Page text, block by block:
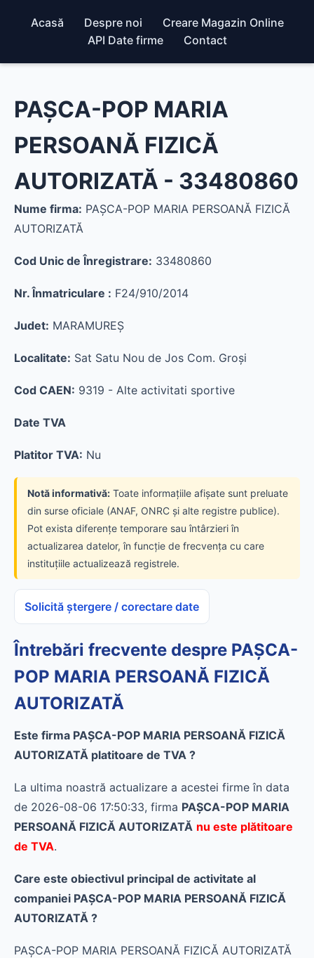
Acasă Despre noi
Creare Magazin Online
API Date firme
Contact
PAŞCA-POP MARIA
PERSOANĂ FIZICĂ
AUTORIZATĂ - 33480860
Nume firma: PAŞCA-POP MARIA PERSOANĂ FIZICĂ
AUTORIZATĂ
Cod Unic de Înregistrare: 33480860
Nr. Înmatriculare : F24/910/2014
Judet: MARAMUREŞ
Localitate: Sat Satu Nou de Jos Com. Groşi
Cod CAEN: 9319 - Alte activitati sportive
Date TVA
Platitor TVA: Nu
Notă informativă: Toate informațiile afișate sunt preluate
din surse oficiale (ANAF, ONRC și alte registre publice).
Pot exista diferențe temporare sau întârzieri în
actualizarea datelor, în funcție de frecvența cu care
instituțiile actualizează registrele.
Solicită ștergere / corectare date
Întrebări frecvente despre PAŞCA-
POP MARIA PERSOANĂ FIZICĂ
AUTORIZATĂ
Este firma PAŞCA-POP MARIA PERSOANĂ FIZICĂ
AUTORIZATĂ platitoare de TVA ?
La ultima noastră actualizare a acestei firme în data
de 2026-08-06 17:50:33, firma PAŞCA-POP MARIA
PERSOANĂ FIZICĂ AUTORIZATĂ nu este plătitoare
de TVA.
Care este obiectivul principal de activitate al
companiei PAŞCA-POP MARIA PERSOANĂ FIZICĂ
AUTORIZATĂ ?
PAŞCA-POP MARIA PERSOANĂ FIZICĂ AUTORIZATĂ